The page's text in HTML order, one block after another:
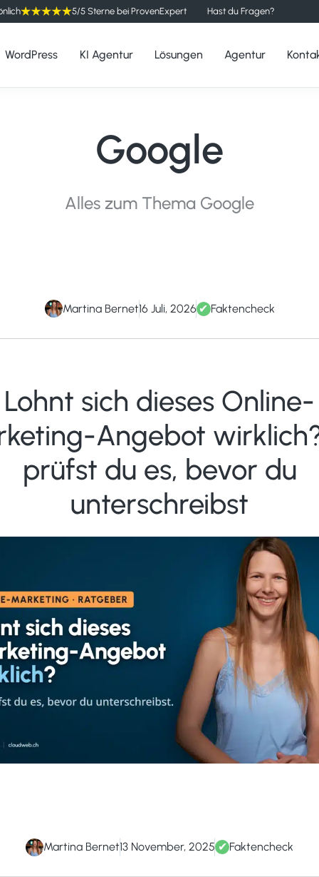
5/5 Sterne bei ProvenExpert Hast du Fragen?
WordPress KI Agentur Lösungen Agentur
Google
Alles zum Thema Google
Lohnt sich dieses Online-
Angebot
prüfst du es, bevor du
unterschreibst
Martina Bernet16 Juli, 2026 ✔ Faktencheck
Martina Bernet13 November, 2025 ✔ Faktencheck